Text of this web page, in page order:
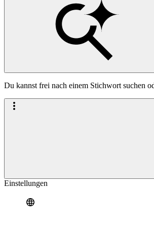
Du kannst frei nach einem Stichwort suchen
Einstellungen